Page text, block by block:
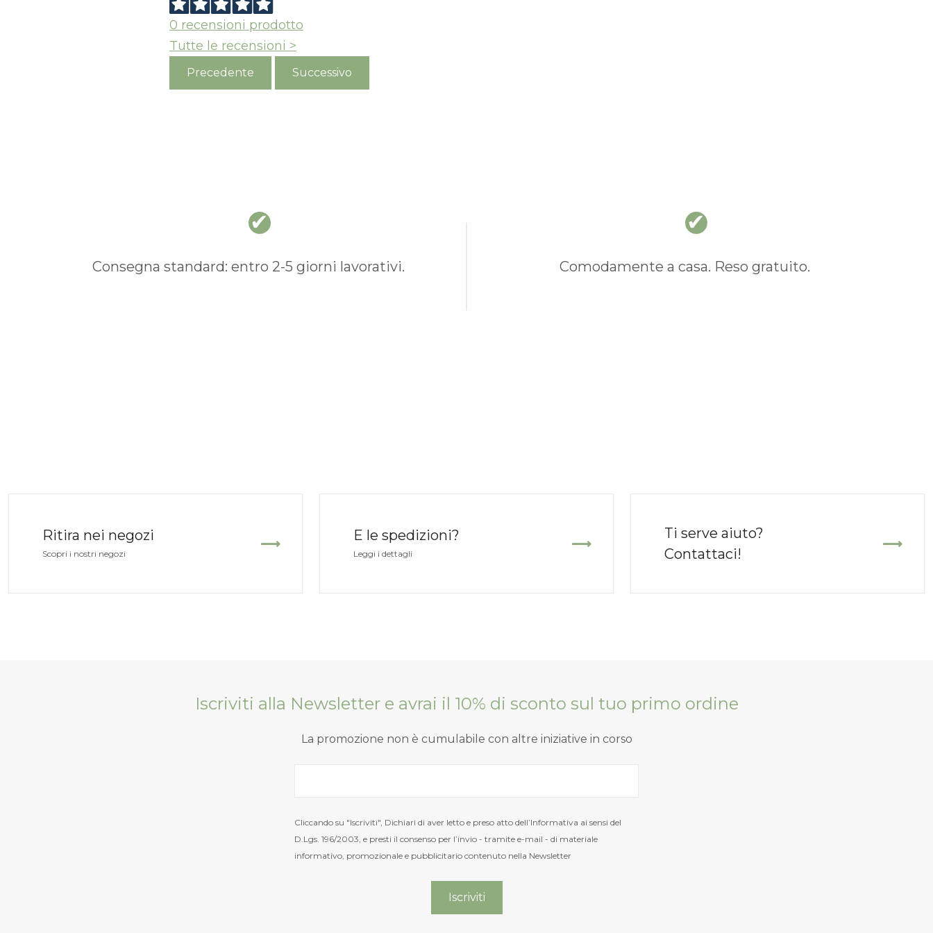
0 recensioni prodotto
Tutte le recensioni >
Precedente Successivo
Consegna standard: entro 2-5 giorni lavorativi. Comodamente a casa. Reso gratuito.
Ritira nei negozi
Scopri i nostri negozi
E le spedizioni?
Leggi i dettagli
Ti serve aiuto?
Contattaci!
Iscriviti alla Newsletter e avrai il 10% di sconto sul tuo primo ordine
La promozione non è cumulabile con altre iniziative in corso
Cliccando su "Iscriviti", Dichiari di aver letto e preso atto dell’Informativa ai sensi del
D.Lgs. 196/2003, e presti il consenso per l’invio - tramite e-mail - di materiale
informativo, promozionale e pubblicitario contenuto nella Newsletter